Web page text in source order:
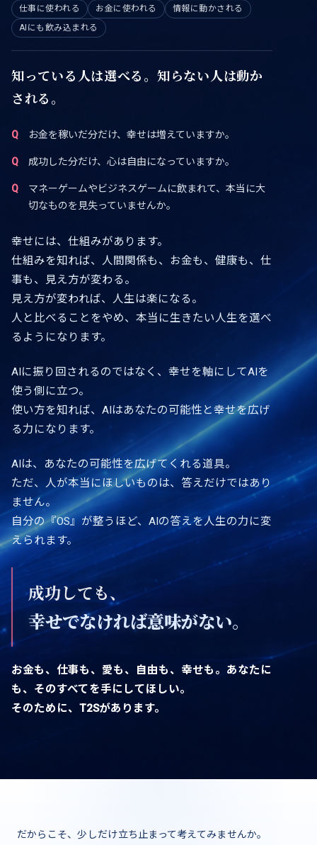
仕事に使われる お金に使われる
情報に動かされる
AIにも飲み込まれる
知っている人は選べる。知らない人は動か
される。
お金を稼いだ分だけ、幸せは増えていますか。
成功した分だけ、心は自由になっていますか。
マネーゲームやビジネスゲームに飲まれて、本当に大
切なものを見失っていませんか。
幸せには、仕組みがあります。
仕組みを知れば、人間関係も、お金も、健康も、仕
事も、見え方が変わる。
見え方が変われば、人生は楽になる。
人と比べることをやめ、本当に生きたい人生を選べ
るようになります。
AIに振り回されるのではなく、幸せを軸にしてAIを
使う側に立つ。
使い方を知れば、AIはあなたの可能性と幸せを広げ
る力になります。
AIは、あなたの可能性を広げてくれる道具。
ただ、人が本当にほしいものは、答えだけではあり
ません。
自分の『OS』が整うほど、AIの答えを人生の力に変
えられます。
成功しても、
幸せでなければ意味がない。
お金も、仕事も、愛も、自由も、幸せも。あなたに
も、そのすべてを手にしてほしい。
そのために、T2Sがあります。
だからこそ、少しだけ立ち止まって考えてみませんか。